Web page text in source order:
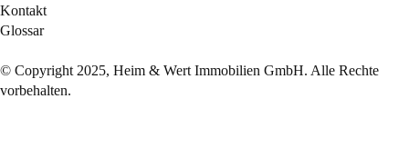
Kontakt
Glossar
© Copyright 2025, Heim & Wert Immobilien GmbH. Alle Rechte
vorbehalten.